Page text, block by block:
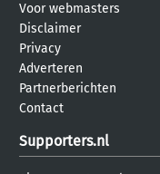
Voor webmasters
Disclaimer
Privacy
Adverteren
Partnerberichten
Contact
Supporters.nl